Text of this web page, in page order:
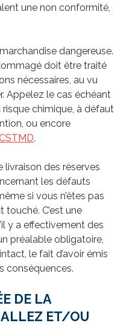
une non conformité,
marchandise dangereuse.
doit être traité
nécessaires, au vu
Appelez le cas échéant
chimique, à défaut
ou encore
.
livraison des réserves
les défauts
si vous n’êtes pas
touché. C’est une
y a effectivement des
préalable obligatoire,
le fait d’avoir émis
conséquences.
DE LA
ET/OU